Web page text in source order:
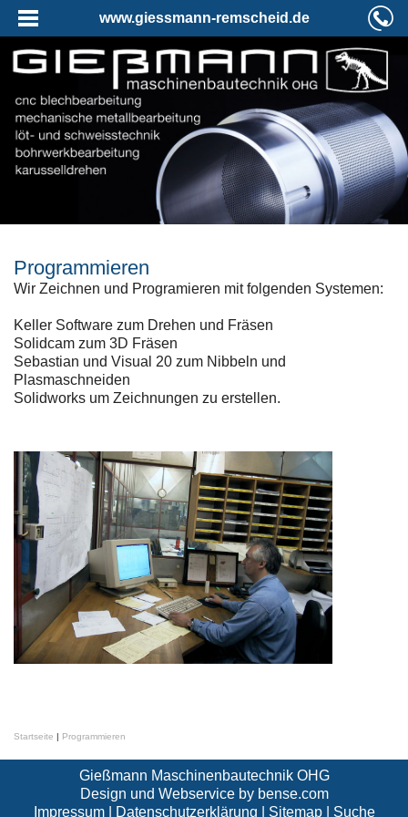
www.giessmann-remscheid.de
Programmieren
Wir Zeichnen und Programieren mit folgenden Systemen:
Keller Software zum Drehen und Fräsen
Solidcam zum 3D Fräsen
Sebastian und Visual 20 zum Nibbeln und
Plasmaschneiden
Solidworks um Zeichnungen zu erstellen.
Startseite | Programmieren
Gießmann Maschinenbautechnik OHG
Design und Webservice by bense.com
Impressum| Datenschutzerklärung Sitemap| Suche